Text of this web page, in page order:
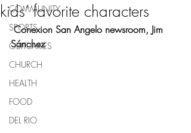
COMMUNITY
SPORTS
OBITUARIES
CHURCH
HEALTH
FOOD
DEL RIO
kids’ favorite characters
Conexion San Angelo newsroom, Jim
Sánchez